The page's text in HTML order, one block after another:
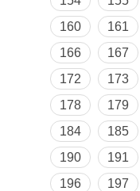
160
161
166
167
172
173
178
179
184
185
190
191
196
197